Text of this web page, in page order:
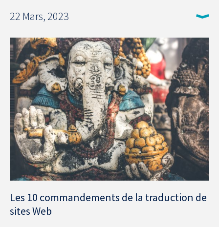
22 Mars, 2023
Les 10 commandements de la traduction de
sites Web